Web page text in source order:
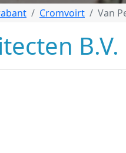
Cromvoirt Van
B.V.